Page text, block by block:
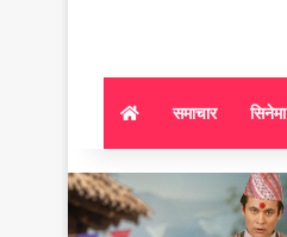
समाचार सिनेमा